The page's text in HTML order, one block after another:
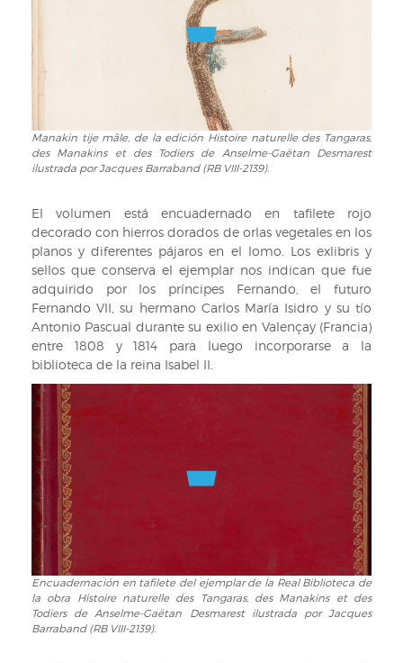
(RB
VIII-
des
Tangaras,
des
des
Todiers
Gaëtan
Desmarest
ilustrada
por
Jacques
Barraband
(RB
VIII-
2139).
Manakin
tije
la
edición
Histoire
naturelle
des
Tangaras,
des
Manakins
et
des
Todiers
de
Anselme-
Gaëtan
Desmarest
ilustrada
por
Jacques
Barraband
(RB
VIII-
2139).
Manakin tije mâle, de la edición Histoire naturelle des Tangaras,
des Manakins et des Todiers de Anselme-Gaëtan Desmarest
ilustrada por Jacques Barraband (RB VIII-2139).
El volumen está encuadernado en tafilete rojo
decorado con hierros dorados de orlas vegetales en los
planos y diferentes pájaros en el lomo. Los exlibris y
sellos que conserva el ejemplar nos indican que fue
adquirido por los príncipes Fernando, el futuro
Fernando VII, su hermano Carlos María Isidro y su tío
Antonio Pascual durante su exilio en Valençay (Francia)
entre 1808 y 1814 para luego incorporarse a la
biblioteca de la reina Isabel II.
Encuadernación
en
tafilete
Encuadernación en tafilete del ejemplar de la Real Biblioteca de
la obra Histoire naturelle des Tangaras, des Manakins et des
Todiers de Anselme-Gaëtan Desmarest ilustrada por Jacques
Barraband (RB VIII-2139).